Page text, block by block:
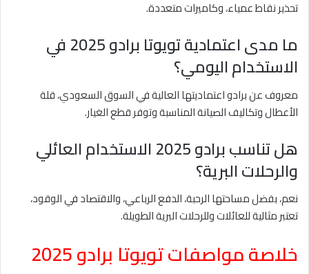
تحذير نقاط عمياء، وكاميرات متعددة.
ما مدى اعتمادية تويوتا برادو 2025 في
الاستخدام اليومي؟
معروف عن برادو اعتماديتها العالية في السوق السعودي، قلة
الأعطال وتكاليف الصيانة المناسبة وتوفر قطع الغيار.
هل تناسب برادو 2025 الاستخدام العائلي
والرحلات البرية؟
نعم، بفضل مساحتها الرحبة، الدفع الرباعي، والاقتصاد في الوقود،
تعتبر مثالية للعائلات وللرحلات البرية الطويلة.
خلاصة مواصفات تويوتا برادو 2025